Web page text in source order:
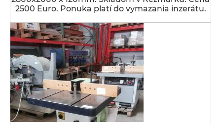
2500 Euro. Ponuka platí do vymazania inzerátu.